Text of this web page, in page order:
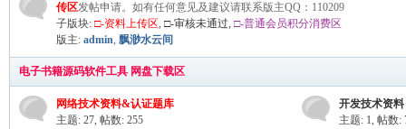
mh
传区发帖申请。如有任何意见及建议请联系版主QQ：110209
子版块: □-资料上传区, □-审核未通过, □-普通会员积分消费区
版主: admin, 飘渺水云间
电子书籍源码软件工具 网盘下载区
网络技术资料&认证题库
主题: 27, 帖数: 255
开发技术资料
主题: 1, 帖数: